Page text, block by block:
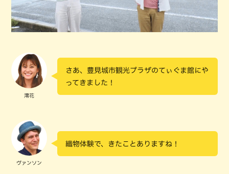
澪花
さあ、豊見城市観光プラザのてぃぐま館にや
ってきました！
ヴァンソン
織物体験で、きたことありますね！